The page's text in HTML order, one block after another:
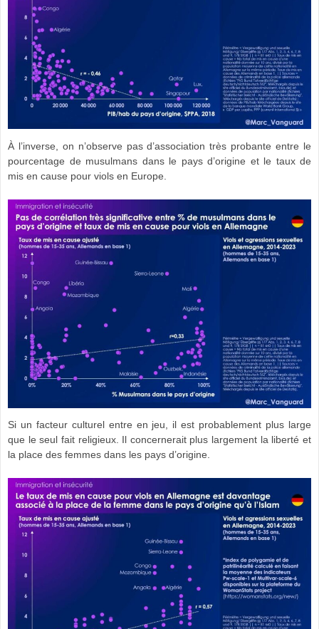
À l’inverse, on n’observe pas d’association très probante entre le
pourcentage de musulmans dans le pays d’origine et le taux de
mis en cause pour viols en Europe.
Si un facteur culturel entre en jeu, il est probablement plus large
que le seul fait religieux. Il concernerait plus largement la liberté et
la place des femmes dans les pays d’origine.